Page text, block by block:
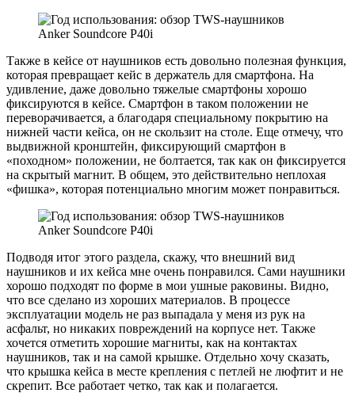
Также в кейсе от наушников есть довольно полезная функция,
которая превращает кейс в держатель для смартфона. На
удивление, даже довольно тяжелые смартфоны хорошо
фиксируются в кейсе. Смартфон в таком положении не
переворачивается, а благодаря специальному покрытию на
нижней части кейса, он не скользит на столе. Еще отмечу, что
выдвижной кронштейн, фиксирующий смартфон в
«походном» положении, не болтается, так как он фиксируется
на скрытый магнит. В общем, это действительно неплохая
«фишка», которая потенциально многим может понравиться.
Подводя итог этого раздела, скажу, что внешний вид
наушников и их кейса мне очень понравился. Сами наушники
хорошо подходят по форме в мои ушные раковины. Видно,
что все сделано из хороших материалов. В процессе
эксплуатации модель не раз выпадала у меня из рук на
асфальт, но никаких повреждений на корпусе нет. Также
хочется отметить хорошие магниты, как на контактах
наушников, так и на самой крышке. Отдельно хочу сказать,
что крышка кейса в месте крепления с петлей не люфтит и не
скрепит. Все работает четко, так как и полагается.